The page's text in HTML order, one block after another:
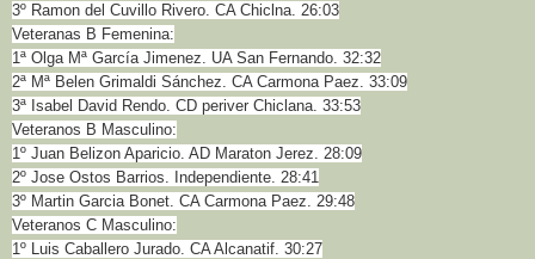
3º Ramon del Cuvillo Rivero. CA Chiclna. 26:03
Veteranas B Femenina:
1ª Olga Mª García Jimenez. UA San Fernando. 32:32
2ª Mª Belen Grimaldi Sánchez. CA Carmona Paez. 33:09
3ª Isabel David Rendo. CD periver Chiclana. 33:53
Veteranos B Masculino:
1º Juan Belizon Aparicio. AD Maraton Jerez. 28:09
2º Jose Ostos Barrios. Independiente. 28:41
3º Martin Garcia Bonet. CA Carmona Paez. 29:48
Veteranos C Masculino:
1º Luis Caballero Jurado. CA Alcanatif. 30:27